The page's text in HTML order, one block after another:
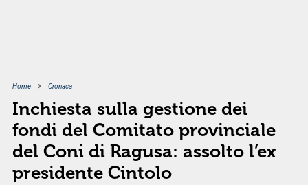
Home Cronaca
Inchiesta sulla gestione dei
fondi del Comitato provinciale
del Coni di Ragusa: assolto l’ex
presidente Cintolo